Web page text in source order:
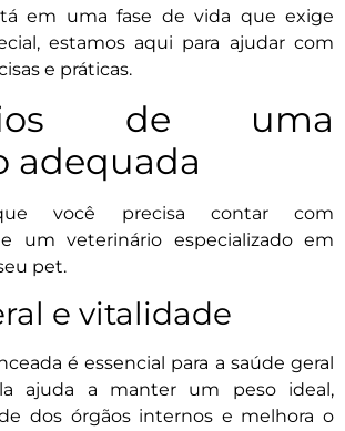
em uma fase de vida que exige
estamos aqui para ajudar com
e práticas.
de uma
adequada
você precisa contar com
um veterinário especializado em
pet.
e vitalidade
é essencial para a saúde geral
ajuda a manter um peso ideal,
dos órgãos internos e melhora o